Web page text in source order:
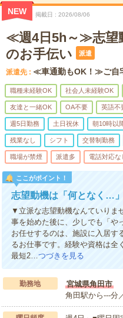
NEW 掲載日 2026/08/06
≪週4日5h～≫志望
のお手伝い
派遣
派遣先 ≪車通勤もOK！≫ご自
職種未経験OK 社会人未経験OK
友達と一緒OK OA不要 英語不
週5日勤務 土日祝休 朝10時以
残業なし シフト 交替制勤務
職場が禁煙 派遣多 電話対応な
ここがポイント！
志望動機は「何となく…
▼立派な志望動機なんていりま
事を始めた後に、少しでも「や
お任せするのは、施設に入居す
るお仕事です。経験や資格は全
最短2…つづきを見る
勤務地
宮城県角田市
角田駅から---分